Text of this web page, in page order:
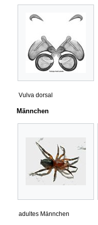
Vulva dorsal
Männchen
adultes Männchen